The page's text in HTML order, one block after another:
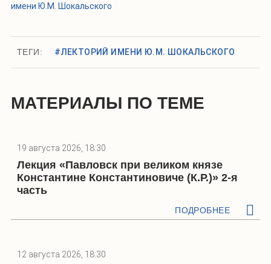
имени Ю.М. Шокальского
ТЕГИ: #ЛЕКТОРИЙ ИМЕНИ Ю.М. ШОКАЛЬСКОГО
МАТЕРИАЛЫ ПО ТЕМЕ
19 августа 2026, 18:30
Лекция «Павловск при великом князе
Константине Константиновиче (К.Р.)» 2-я
часть
ПОДРОБНЕЕ
12 августа 2026, 18:30